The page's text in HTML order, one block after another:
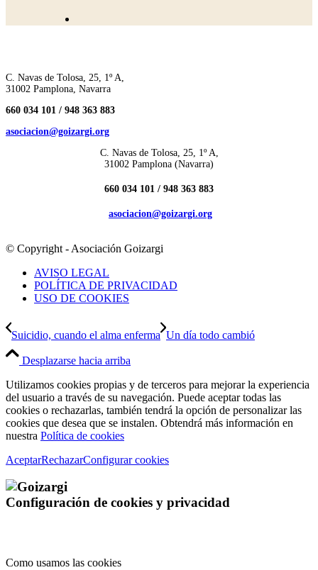
C. Navas de Tolosa, 25, 1º A,
31002 Pamplona, Navarra
660 034 101 / 948 363 883
asociacion@goizargi.org
C. Navas de Tolosa, 25, 1º A,
31002 Pamplona (Navarra)
660 034 101 / 948 363 883
asociacion@goizargi.org
© Copyright - Asociación Goizargi
AVISO LEGAL
POLÍTICA DE PRIVACIDAD
USO DE COOKIES
Suicidio, cuando el alma enferma Un día todo cambió
Desplazarse hacia arriba
Utilizamos cookies propias y de terceros para mejorar la experiencia
del usuario a través de su navegación. Puede aceptar todas las
cookies o rechazarlas, también tendrá la opción de personalizar las
cookies que desea que se instalen. Obtendrá más información en
nuestra Política de cookies
AceptarRechazarConfigurar cookies
Configuración de cookies y privacidad
Como usamos las cookies